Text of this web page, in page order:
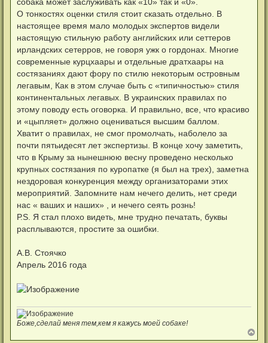
О тонкостях оценки стиля стоит сказать отдельно. В
настоящее время мало молодых экспертов видели
настоящую стильную работу английских или сеттеров
ирландских сетерров, не говоря ужк о гордонах. Многие
современные курцхаары и отдельные дратхаары на
состязаниях дают фору по стилю некоторым островным
легавым, Как в этом случае быть с «типичностью» стиля
континентальных легавых. В украинских правилах по
этому поводу есть оговорка. И правильно, все, что красиво
и «цыпляет» должно оцениваться высшим баллом.
Хватит о правилах, не смог промолчать, наболело за
почти пятьидесят лет экспертизы. В конце хочу заметить,
что в Крыму за нынешнюю весну проведено несколько
крупных состязания по куропатке (я был на трех), заметна
нездоровая конкуренция между организаторами этих
мероприятий. Запомните нам нечего делить, нет среди
нас « ваших и наших» , и нечего сеять рознь!
Р.S. Я стал плохо видеть, мне трудно печатать, буквы
расплываются, простите за ошибки.
А.В. Стоячко
Апрель 2016 года
Боже,сделай меня тем,кем я кажусь моей собаке!
е